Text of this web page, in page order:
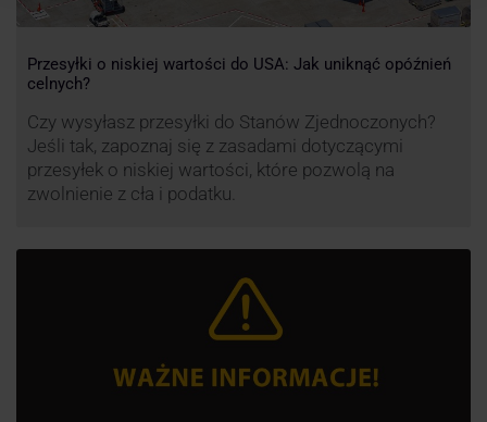
Przesyłki o niskiej wartości do USA: Jak uniknąć opóźnień
celnych?
Czy wysyłasz przesyłki do Stanów Zjednoczonych?
Jeśli tak, zapoznaj się z zasadami dotyczącymi
przesyłek o niskiej wartości, które pozwolą na
zwolnienie z cła i podatku.